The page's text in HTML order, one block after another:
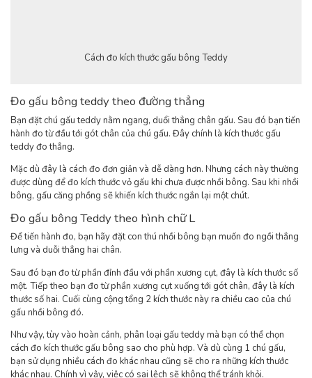
Cách đo kích thước gấu bông Teddy
Đo gấu bông teddy theo đường thẳng
Bạn đặt chú gấu teddy nằm ngang, duổi thẳng chân gấu. Sau đó bạn tiến
hành đo từ đầu tới gót chân của chú gấu. Đây chính là kích thước gấu
teddy đo thẳng.
Mặc dù đây là cách đo đơn giản và dễ dàng hơn. Nhưng cách này thường
được dùng để đo kích thước vỏ gấu khi chưa được nhồi bông. Sau khi nhồi
bông, gấu căng phồng sẽ khiến kích thước ngắn lại một chút.
Đo gấu bông Teddy theo hình chữ L
Để tiến hành đo, bạn hãy đặt con thú nhồi bông bạn muốn đo ngồi thẳng
lưng và duỗi thẳng hai chân.
Sau đó bạn đo từ phần đỉnh đầu với phần xương cụt, đây là kích thước số
một. Tiếp theo bạn đo từ phần xương cụt xuống tới gót chân, đây là kích
thước số hai. Cuối cùng cộng tổng 2 kích thước này ra chiều cao của chú
gấu nhồi bông đó.
Như vậy, tùy vào hoàn cảnh, phân loại gấu teddy mà bạn có thể chọn
cách đo kích thước gấu bông sao cho phù hợp. Và dù cùng 1 chú gấu,
bạn sử dụng nhiều cách đo khác nhau cũng sẽ cho ra những kích thước
khác nhau. Chính vì vậy, việc có sai lệch sẽ không thể tránh khỏi.